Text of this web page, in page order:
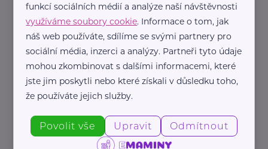
Proč jsou plameňáci růžoví a popcorn praská? 5
letních otázek pro zajímavost
Děti Prázdniny Zajímavost
funkcí sociálních médií a analýze naší návštěvnosti
využíváme soubory cookie. Informace o tom, jak
náš web používáte, sdílíme se svými partnery pro
sociální média, inzerci a analýzy. Partneři tyto údaje
mohou zkombinovat s dalšími informacemi, které
jste jim poskytli nebo které získali v důsledku toho,
že používáte jejich služby.
Povolit vše Upravit Odmítnout